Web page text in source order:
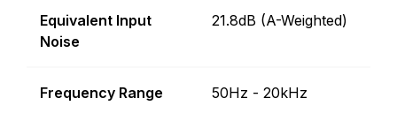
Equivalent Input
Noise
21.8dB (A-Weighted)
Frequency Range 50Hz - 20kHz